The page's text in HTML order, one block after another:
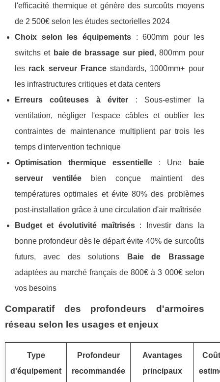
l'efficacité thermique et génère des surcoûts moyens
de 2 500€ selon les études sectorielles 2024
Choix selon les équipements: 600mm pour les
switchs et baie de brassage sur pied , 800mm pour
les rack serveur Francestandards, 1000mm+ pour
les infrastructures critiques et data centers
Erreurs coûteuses à éviter : Sous-estimer la
ventilation, négliger l'espace câbles et oublier les
contraintes de maintenance multiplient par trois les
temps d'intervention technique
Optimisation thermique essentielle : Une
baie
serveur ventiléebien conçue maintient des
températures optimales et évite 80% des problèmes
post-installation grâce à une circulation d'air maîtrisée
Budget et évolutivité maîtrisés : Investir dans la
bonne profondeur dès le départ évite 40% de surcoûts
futurs, avec des solutions
Baie de Brassage
adaptées au marché français de 800€ à 3 000€ selon
vos besoins
Comparatif des profondeurs d'armoires
réseau selon les usages et enjeux
Type
d'équipement
Profondeur
recommandée
Avantages
principaux
Coût